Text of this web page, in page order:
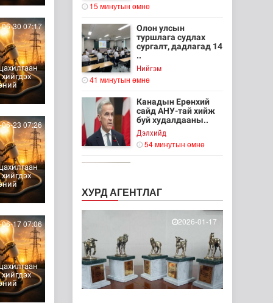
30 07:17
23 07:26
17 07:06
15 минутын өмнө
Олон улсын
туршлага судлах
сургалт, дадлагад 14
..
Нийгэм
41 минутын өмнө
Канадын Ерөнхий
сайд АНУ-тай хийж
буй худалдааны..
Дэлхийд
54 минутын өмнө
Дэлхийд
Ирэх 10 хоногт цаг
агаар ямар байх вэ
Байгаль орчин
2 цаг 46 минутын өмнө
ХУРД АГЕНТЛАГ
2026-01-17